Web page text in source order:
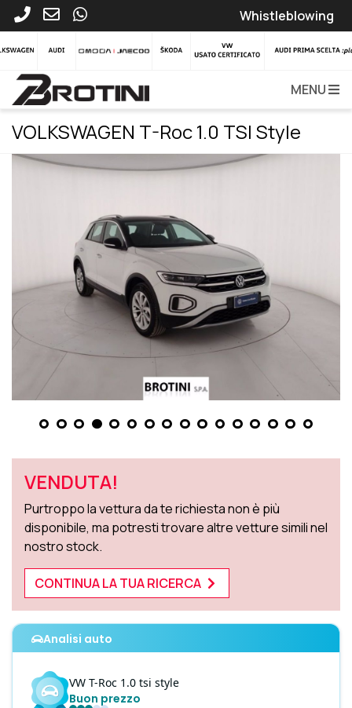
Whistleblowing
MENU
VOLKSWAGEN T-Roc 1.0 TSI Style
VENDUTA!
Purtroppo la vettura da te richiesta non è più
disponibile, ma potresti trovare altre vetture simili nel
nostro stock.
CONTINUA LA TUA RICERCA
Analisi auto
VW T-Roc 1.0 tsi style
Buon prezzo